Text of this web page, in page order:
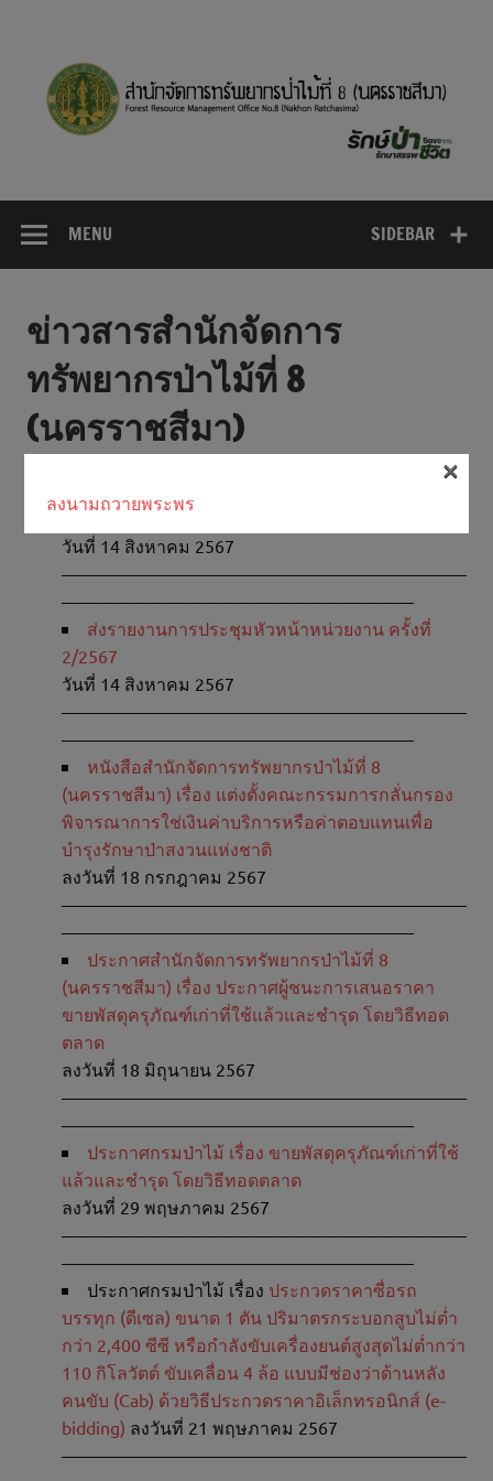
SIDEBAR
MENU
ข่าวสารสำนักจัดการ
ทรัพยากรป่าไม้ที่ 8
(นครราชสีมา)
ปฏิบัติราชการ
วันที่ 14 สิงหาคม 2567
———————————————————————
————————————————————
ส่งรายงานการประชุมหัวหน้าหน่วยงาน ครั้งที่
2/2567
วันที่ 14 สิงหาคม 2567
———————————————————————
————————————————————
หนังสือสำนักจัดการทรัพยากรป่าไม้ที่ 8
(นครราชสีมา) เรื่อง แต่งตั้งคณะกรรมการกลั่นกรอง
พิจารณาการใช่เงินค่าบริการหรือค่าตอบแทนเพื่อ
บำรุงรักษาป่าสงวนแห่งชาติ
ลงวันที่ 18 กรกฎาคม 2567
———————————————————————
————————————————————
ประกาศสำนักจัดการทรัพยากรป่าไม้ที่ 8
(นครราชสีมา) เรื่อง ประกาศผู้ชนะการเสนอราคา
ขายพัสดุครุภัณฑ์เก่าที่ใช้แล้วและชำรุด โดยวิธีทอด
ตลาด
ลงวันที่ 18 มิถุนายน 2567
———————————————————————
————————————————————
ประกาศกรมป่าไม้ เรื่อง ขายพัสดุครุภัณฑ์เก่าที่ใช้
แล้วและชำรุด โดยวิธีทอดตลาด
ลงวันที่ 29 พฤษภาคม 2567
———————————————————————
————————————————————
ประกาศกรมป่าไม้ เรื่อง ประกวดราคาซื่อรถ
บรรทุก (ดีเซล) ขนาด 1 ตัน ปริมาตรกระบอกสูบไม่ต่ำ
กว่า 2,400 ซีซี หรือกำลังขับเครื่องยนต์สูงสุดไม่ต่ำกว่า
110 กิโลวัตต์ ขับเคลื่อน 4 ล้อ แบบมีช่องว่าด้านหลัง
คนขับ (Cab) ด้วยวิธีประกวดราคาอิเล็กทรอนิกส์ (e-
bidding) ลงวันที่ 21 พฤษภาคม 2567
———————————————————————
ลงนามถวายพระพร
×